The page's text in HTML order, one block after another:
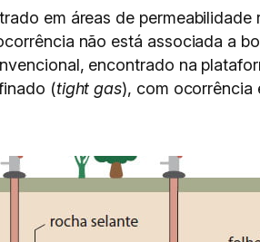
em áreas de
não está associada a
encontrado na
(tight gas), com ocorrência